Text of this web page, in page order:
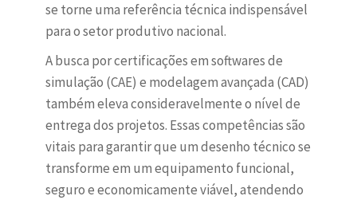
se torne uma referência técnica indispensável
para o setor produtivo nacional.
A busca por certificações em softwares de
simulação (CAE) e modelagem avançada (CAD)
também eleva consideravelmente o nível de
entrega dos projetos. Essas competências são
vitais para garantir que um desenho técnico se
transforme em um equipamento funcional,
seguro e economicamente viável, atendendo